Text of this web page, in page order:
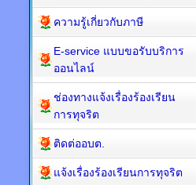
ความรู้เกี่ยวกับภาษี
E-service แบบขอรับบริการ
ออนไลน์
ช่องทางแจ้งเรื่องร้องเรียน
การทุจริต
ติดต่ออบต.
แจ้งเรื่องร้องเรียนการทุจริต